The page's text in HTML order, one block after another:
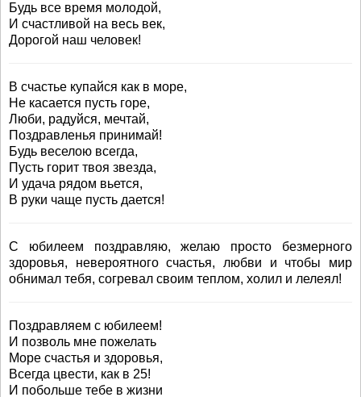
Будь все время молодой,
И счастливой на весь век,
Дорогой наш человек!
В счастье купайся как в море,
Не касается пусть горе,
Люби, радуйся, мечтай,
Поздравленья принимай!
Будь веселою всегда,
Пусть горит твоя звезда,
И удача рядом вьется,
В руки чаще пусть дается!
С юбилеем поздравляю, желаю просто безмерного
здоровья, невероятного счастья, любви и чтобы мир
обнимал тебя, согревал своим теплом, холил и лелеял!
Поздравляем с юбилеем!
И позволь мне пожелать
Море счастья и здоровья,
Всегда цвести, как в 25!
И побольше тебе в жизни